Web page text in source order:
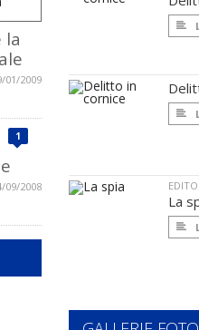
la
01/2009
1
09/2008
La